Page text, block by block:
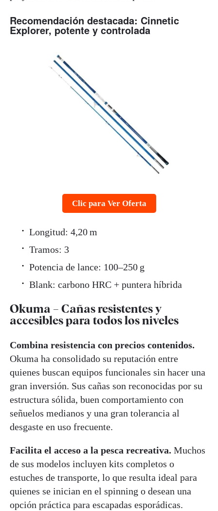
Recomendación destacada: Cinnetic
Explorer, potente y controlada
Clic para Ver Oferta
Longitud: 4,20 m
Tramos: 3
Potencia de lance: 100–250 g
Blank: carbono HRC + puntera híbrida
Okuma – Cañas resistentes y
accesibles para todos los niveles
Combina resistencia con precios contenidos.
Okuma ha consolidado su reputación entre
quienes buscan equipos funcionales sin hacer una
gran inversión. Sus cañas son reconocidas por su
estructura sólida, buen comportamiento con
señuelos medianos y una gran tolerancia al
desgaste en uso frecuente.
Facilita el acceso a la pesca recreativa. Muchos
de sus modelos incluyen kits completos o
estuches de transporte, lo que resulta ideal para
quienes se inician en el spinning o desean una
opción práctica para escapadas esporádicas.